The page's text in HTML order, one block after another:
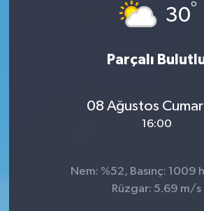
30°
Parçalı
08 Ağustos
16:00
Nem: %52, Basınç: 1009
Rüzgar: 5.69 m/s